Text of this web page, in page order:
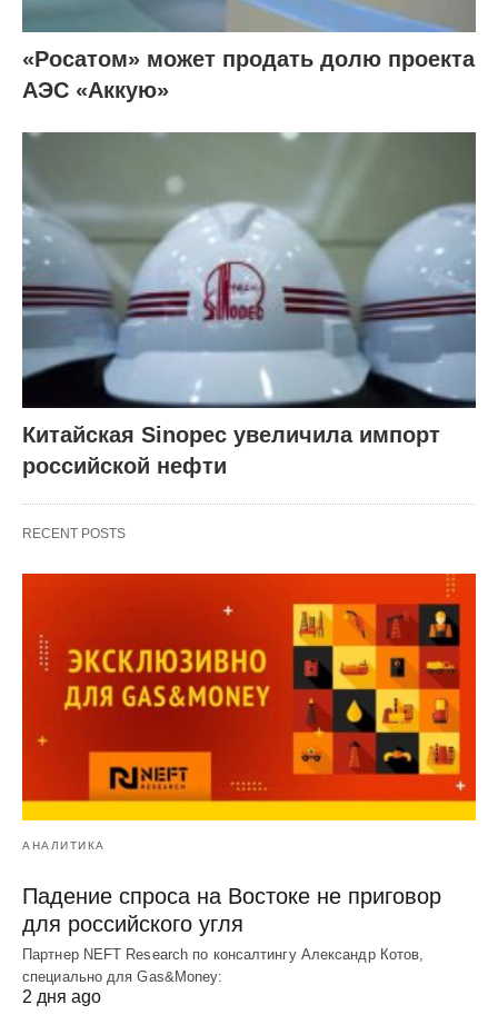
«Росатом» может продать долю проекта
АЭС «Аккую»
Китайская Sinopec увеличила импорт
российской нефти
RECENT POSTS
АНАЛИТИКА
Падение спроса на Востоке не приговор
для российского угля
Партнер NEFT Research по консалтингу Александр Котов,
специально для Gas&Money:
2 дня ago